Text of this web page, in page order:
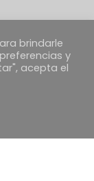
brindarle
y
acepta el